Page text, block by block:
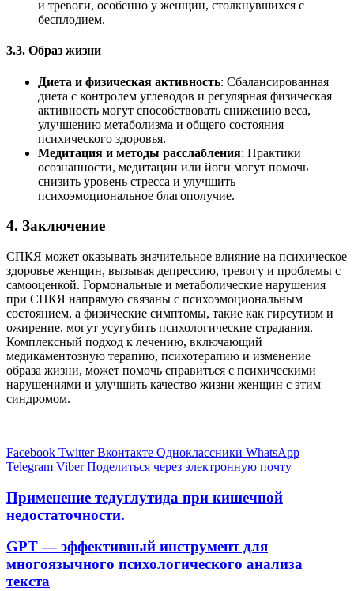
и тревоги, особенно у женщин, столкнувшихся с
бесплодием.
3.3. Образ жизни
Диета и физическая активность: Сбалансированная
диета с контролем углеводов и регулярная физическая
активность могут способствовать снижению веса,
улучшению метаболизма и общего состояния
психического здоровья.
Медитация и методы расслабления: Практики
осознанности, медитации или йоги могут помочь
снизить уровень стресса и улучшить
психоэмоциональное благополучие.
4. Заключение
СПКЯ может оказывать значительное влияние на психическое
здоровье женщин, вызывая депрессию, тревогу и проблемы с
самооценкой. Гормональные и метаболические нарушения
при СПКЯ напрямую связаны с психоэмоциональным
состоянием, а физические симптомы, такие как гирсутизм и
ожирение, могут усугубить психологические страдания.
Комплексный подход к лечению, включающий
медикаментозную терапию, психотерапию и изменение
образа жизни, может помочь справиться с психическими
нарушениями и улучшить качество жизни женщин с этим
синдромом.
Facebook Twitter Вконтакте Одноклассники WhatsApp
Telegram Viber Поделиться через электронную почту
Применение тедуглутида при кишечной
недостаточности.
GPT — эффективный инструмент для
многоязычного психологического анализа
текста